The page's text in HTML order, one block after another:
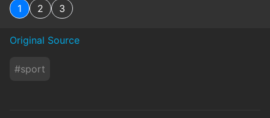
1 2 3
Original Source
#sport